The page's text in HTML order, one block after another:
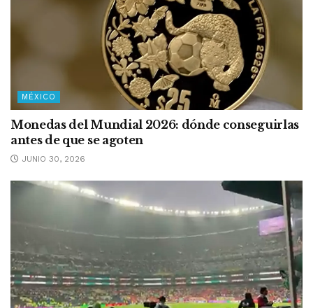
MÉXICO
Monedas del Mundial 2026: dónde conseguirlas
antes de que se agoten
JUNIO 30, 2026